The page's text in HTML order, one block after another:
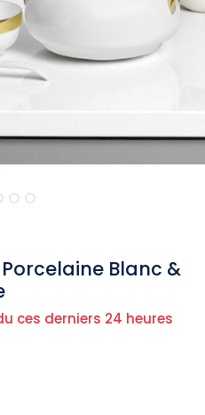
Blanc &
ces derniers 24 heures